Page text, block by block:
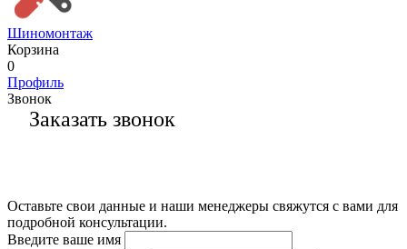
Шиномонтаж
Корзина
0
Профиль
Звонок
Заказать звонок
Оставьте свои данные и наши менеджеры свяжутся с вами для
подробной консультации.
Введите ваше имя